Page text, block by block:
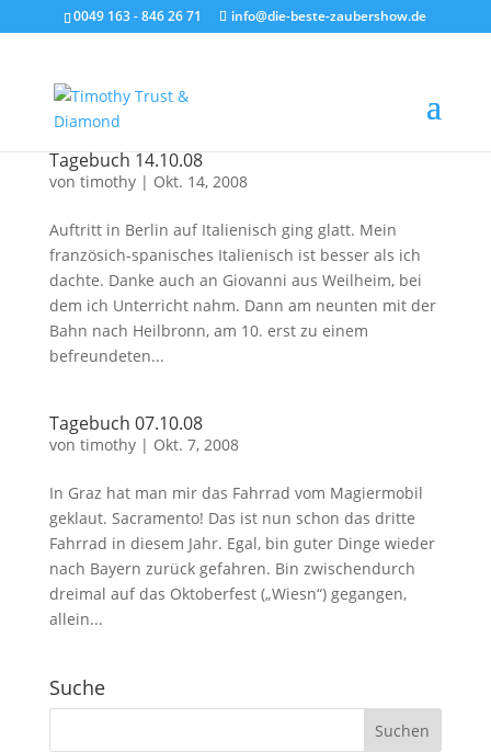
0049 163 - 846 26 71 info@die-beste-zaubershow.de
Tagebuch 14.10.08
von timothy| Okt. 14, 2008
Auftritt in Berlin auf Italienisch ging glatt. Mein
französich-spanisches Italienisch ist besser als ich
dachte. Danke auch an Giovanni aus Weilheim, bei
dem ich Unterricht nahm. Dann am neunten mit der
Bahn nach Heilbronn, am 10. erst zu einem
befreundeten...
Tagebuch 07.10.08
von timothy| Okt. 7, 2008
In Graz hat man mir das Fahrrad vom Magiermobil
geklaut. Sacramento! Das ist nun schon das dritte
Fahrrad in diesem Jahr. Egal, bin guter Dinge wieder
nach Bayern zurück gefahren. Bin zwischendurch
dreimal auf das Oktoberfest („Wiesn“) gegangen,
allein...
Suche